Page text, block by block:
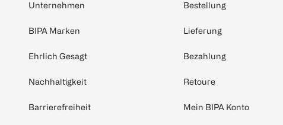
Unternehmen
BIPA Marken
Ehrlich Gesagt
Nachhaltigkeit
Barrierefreiheit
Bestellung
Lieferung
Bezahlung
Retoure
Mein BIPA Konto